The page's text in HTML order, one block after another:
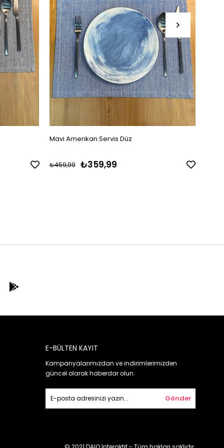
Mavi Amerikan Servis Düz
₺359,99
₺459,99
E-BÜLTEN KAYIT
Kampanyalarımızdan ve indirimlerimizden
güncel olarak haberdar olun.
Gönder